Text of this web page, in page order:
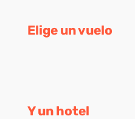
Elige un vuelo
Y un hotel